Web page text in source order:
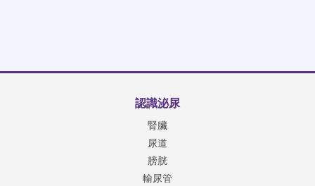
認識泌尿
腎臟
尿道
膀胱
輸尿管